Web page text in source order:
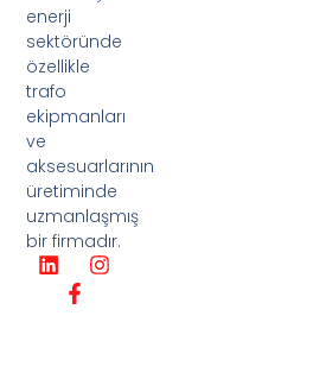
enerji
sektöründe
özellikle
trafo
ekipmanları
ve
aksesuarlarının
üretiminde
uzmanlaşmış
bir firmadır.